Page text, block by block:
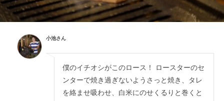
小池さん
僕のイチオシがこのロース！ ロースターのセ
ンターで焼き過ぎないようさっと焼き、タレ
を絡ませ吸わせ、白米にのせくるりと巻くと